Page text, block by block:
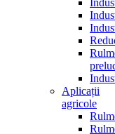
Aplicații
agricole